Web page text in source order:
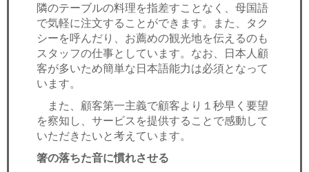
隣のテーブルの料理を指差すことなく、母国語
で気軽に注文することができます。また、タク
シーを呼んだり、お薦めの観光地を伝えるのも
スタッフの仕事としています。なお、日本人顧
客が多いため簡単な日本語能力は必須となって
います。
また、顧客第一主義で顧客より１秒早く要望
を察知し、サービスを提供することで感動して
いただきたいと考えています。
箸の落ちた音に慣れさせる